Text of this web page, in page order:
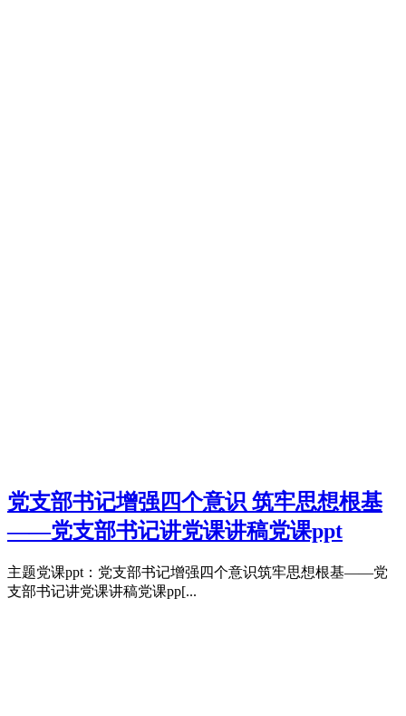
党支部书记增强四个意识 筑牢思想根基
——党支部书记讲党课讲稿党课ppt
主题党课ppt：党支部书记增强四个意识筑牢思想根基——党
支部书记讲党课讲稿党课pp[...